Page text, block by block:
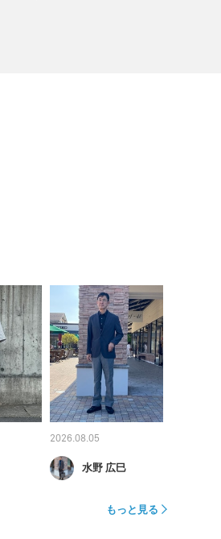
2026.08.05
水野 広巳
もっと見る